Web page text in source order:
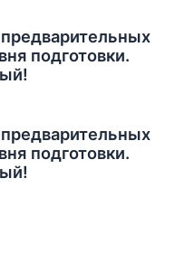
подготовки.
подготовки.